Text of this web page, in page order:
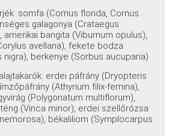
somfa (Cornus florida, Cornus
galagonya (Crataegus
amerikai bangita (Viburnum opulus),
avellana), fekete bodza
nigra), berkenye (Sorbus aucuparia)
erdei páfrány (Dryopteris
(Athyrium filix-femina),
(Polygonatum multiflorum),
(Vinca minor), erdei szellőrózsa
békaliliom (Symplocarpus